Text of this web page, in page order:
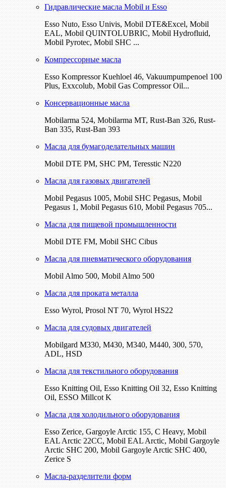
Гидравлические масла Mobil и Esso
Esso Nuto, Esso Univis, Mobil DTE&Excel, Mobil
EAL, Mobil QUINTOLUBRIC, Mobil Hydrofluid,
Mobil Pyrotec, Mobil SHC ...
Компрессорные масла
Esso Kompressor Kuehloel 46, Vakuumpumpenoel 100
Plus, Exxcolub, Mobil Gas Compressor Oil...
Консервационные масла
Mobilarma 524, Mobilarma MT, Rust-Ban 326, Rust-
Ban 335, Rust-Ban 393
Масла для бумагоделательных машин
Mobil DTE РМ, SHC PM, Teresstic N220
Масла для газовых двигателей
Mobil Pegasus 1005, Mobil SHC Pegasus, Mobil
Pegasus 1, Mobil Pegasus 610, Mobil Pegasus 705...
Масла для пищевой промышленности
Mobil DTE FM, Mobil SHC Cibus
Масла для пневматического оборудования
Mobil Almo 500, Mobil Almo 500
Масла для проката металла
Esso Wyrol, Prosol NT 70, Wyrol HS22
Масла для судовых двигателей
Mobilgard M330, M430, M340, M440, 300, 570,
ADL, HSD
Масла для текстильного оборудования
Esso Knitting Oil, Esso Knitting Oil 32, Esso Knitting
Oil, ESSO Millcot K
Масла для холодильного оборудования
Esso Zerice, Gargoyle Arctic 155, С Heavy, Mobil
EAL Arctic 22CC, Mobil EAL Arctic, Mobil Gargoyle
Arctic SHC 200, Mobil Gargoyle Arctic SHC 400,
Zerice S
Масла-разделители форм